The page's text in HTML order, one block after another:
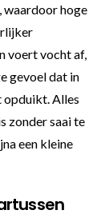
waardoor hoge
voert vocht af,
gevoel dat in
opduikt. Alles
zonder saai te
een kleine